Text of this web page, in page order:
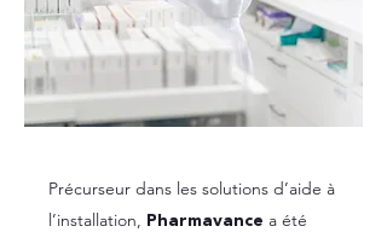
Précurseur dans les solutions d’aide à
l’installation, Pharmavance a été